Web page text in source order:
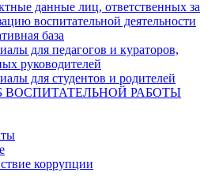
данные лиц, ответственных за
воспитательной деятельности
база
для педагогов и кураторов,
руководителей
для студентов и родителей
ВОСПИТАТЕЛЬНОЙ РАБОТЫ
коррупции